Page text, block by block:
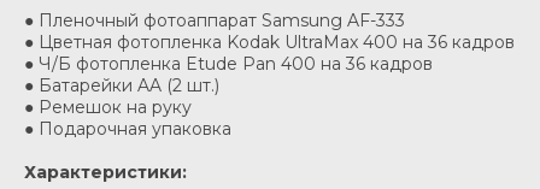
● Пленочный фотоаппарат Samsung AF-333
● Цветная фотопленка Kodak UltraMax 400 на 36 кадров
● Ч/Б фотопленка Etude Pan 400 на 36 кадров
● Батарейки AA (2 шт.)
● Ремешок на руку
● Подарочная упаковка
Характеристики: